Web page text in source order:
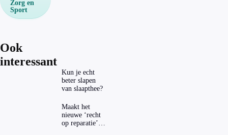
Zorg en
Sport
Ook
interessant
Kun je echt
beter slapen
van slaapthee?
Maakt het
nieuwe ‘recht
op reparatie’